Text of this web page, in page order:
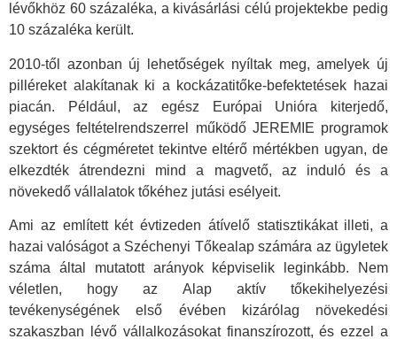
lévőkhöz 60 százaléka, a kivásárlási célú projektekbe pedig
10 százaléka került.
2010-től azonban új lehetőségek nyíltak meg, amelyek új
pilléreket alakítanak ki a kockázatitőke-befektetések hazai
piacán. Például, az egész Európai Unióra kiterjedő,
egységes feltételrendszerrel működő JEREMIE programok
szektort és cégméretet tekintve eltérő mértékben ugyan, de
elkezdték átrendezni mind a magvető, az induló és a
növekedő vállalatok tőkéhez jutási esélyeit.
Ami az említett két évtizeden átívelő statisztikákat illeti, a
hazai valóságot a Széchenyi Tőkealap számára az ügyletek
száma által mutatott arányok képviselik leginkább. Nem
véletlen, hogy az Alap aktív tőkekihelyezési
tevékenységének első évében kizárólag növekedési
szakaszban lévő vállalkozásokat finanszírozott, és ezzel a